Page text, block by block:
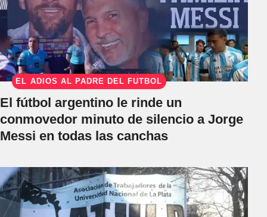
EL ADIÓS AL PADRE DEL FÚTBOL
El fútbol argentino le rinde un
conmovedor minuto de silencio a Jorge
Messi en todas las canchas